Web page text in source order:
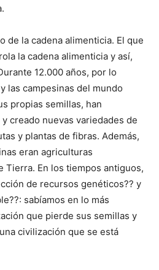
de la cadena alimenticia. El que
la cadena alimenticia y así,
12.000 años, por lo
las campesinas del mundo
propias semillas, han
creado nuevas variedades de
y plantas de fibras. Además,
eran agriculturas
Tierra. En los tiempos antiguos,
de recursos genéticos?? y
sabíamos en lo más
que pierde sus semillas y
civilización que se está